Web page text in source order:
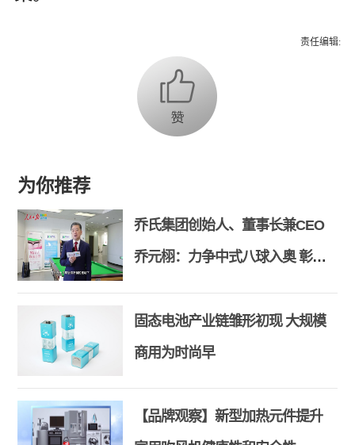
责任编辑:
为你推荐
乔氏集团创始人、董事长兼CEO
乔元栩：力争中式八球入奥 彰显
和合共生精神
固态电池产业链雏形初现 大规模
商用为时尚早
【品牌观察】新型加热元件提升